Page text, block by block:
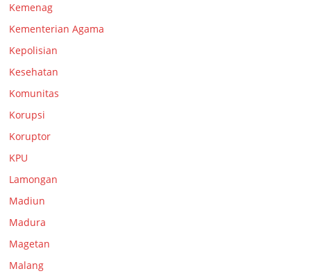
Kemenag
Kementerian Agama
Kepolisian
Kesehatan
Komunitas
Korupsi
Koruptor
KPU
Lamongan
Madiun
Madura
Magetan
Malang